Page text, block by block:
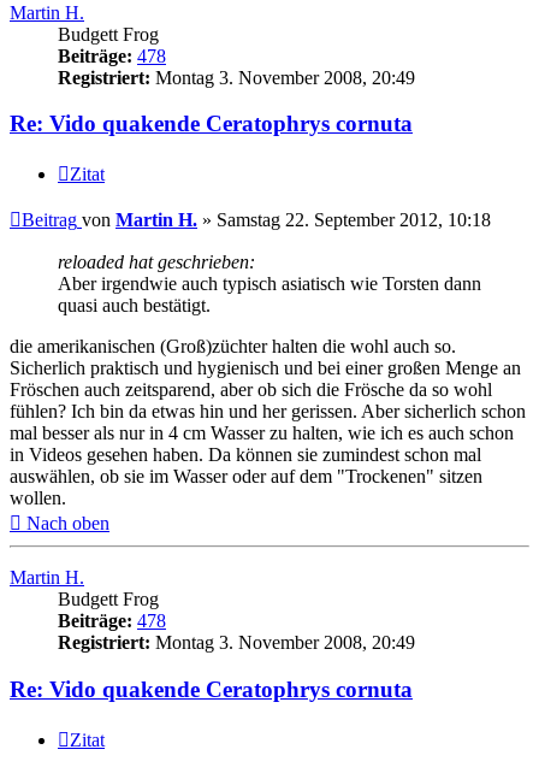
Martin H.
Budgett Frog
Beiträge: 478
Registriert: Montag 3. November 2008, 20:49
Re: Vido quakende Ceratophrys cornuta
Zitat
Beitrag von Martin H. » Samstag 22. September 2012, 10:18
reloaded hat geschrieben:
Aber irgendwie auch typisch asiatisch wie Torsten dann
quasi auch bestätigt.
die amerikanischen (Groß)züchter halten die wohl auch so.
Sicherlich praktisch und hygienisch und bei einer großen Menge an
Fröschen auch zeitsparend, aber ob sich die Frösche da so wohl
fühlen? Ich bin da etwas hin und her gerissen. Aber sicherlich schon
mal besser als nur in 4 cm Wasser zu halten, wie ich es auch schon
in Videos gesehen haben. Da können sie zumindest schon mal
auswählen, ob sie im Wasser oder auf dem "Trockenen" sitzen
wollen.
Nach oben
Martin H.
Budgett Frog
Beiträge: 478
Registriert: Montag 3. November 2008, 20:49
Re: Vido quakende Ceratophrys cornuta
Zitat